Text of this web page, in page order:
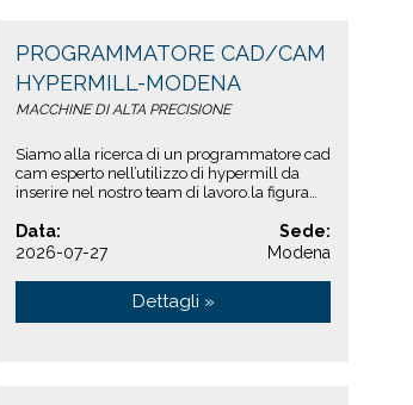
PROGRAMMATORE CAD/CAM
HYPERMILL-MODENA
MACCHINE DI ALTA PRECISIONE
Siamo alla ricerca di un programmatore cad
cam esperto nell’utilizzo di hypermill da
inserire nel nostro team di lavoro.la figura
Data:
2026-07-27
Sede:
Modena
Dettagli »